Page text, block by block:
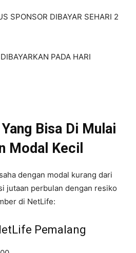
SPONSOR DIBAYAR SEHARI 2
PADA HARI
Bisa Di Mulai
Modal Kecil
dengan modal kurang dari
jutaan perbulan dengan resiko
di NetLife:
Pemalang